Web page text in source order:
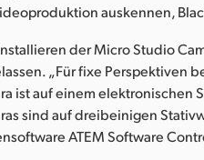
auskennen,
der Micro Studio
„Für fixe Perspektiven
ist auf einem
sind auf dreibeinigen
ATEM Software